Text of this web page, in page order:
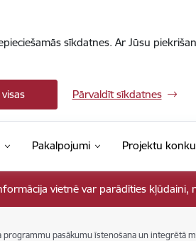
sīkdatnes. Ar Jūsu
Pārvaldīt sīkdatnes
Pakalpojumi Projektu
vietnē var parādīties kļūdaini,
programmu pasākumu īstenošana un integrētā